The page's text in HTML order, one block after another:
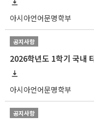
아시아언어문명학부
공지사항
2026학년도 1학기 국내
아시아언어문명학부
공지사항